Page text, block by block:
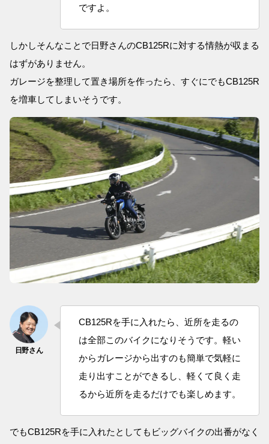
ですよ。
しかしそんなことで日野さんのCB125Rに対する情熱が収まる
はずがありません。
ガレージを整理して置き場所を作ったら、すぐにでもCB125R
を増車してしまいそうです。
CB125Rを手に入れたら、近所を走るの
は全部このバイクになりそうです。軽い
からガレージから出すのも簡単で気軽に
走り出すことができるし、軽くて良く走
るから近所を走るだけでも楽しめます。
でもCB125Rを手に入れたとしてもビッグバイクの出番がなく